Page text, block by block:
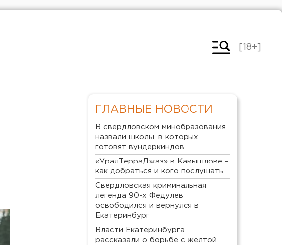
[18+]
ГЛАВНЫЕ НОВОСТИ
В свердловском минобразования
назвали школы, в которых
готовят вундеркиндов
«УралТерраДжаз» в Камышлове –
как добраться и кого послушать
Свердловская криминальная
легенда 90-х Федулев
освободился и вернулся в
Екатеринбург
Власти Екатеринбурга
рассказали о борьбе с желтой